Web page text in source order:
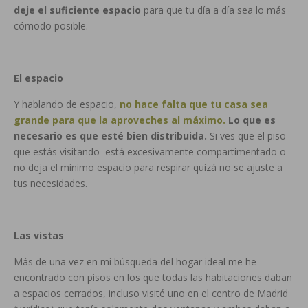
deje el suficiente espacio para que tu día a día sea lo más
cómodo posible.
El espacio
Y hablando de espacio, no hace falta que tu casa sea
grande para que la aproveches al máximo. Lo que es
necesario es que esté bien distribuida. Si ves que el piso
que estás visitando está excesivamente compartimentado o
no deja el mínimo espacio para respirar quizá no se ajuste a
tus necesidades.
Las vistas
Más de una vez en mi búsqueda del hogar ideal me he
encontrado con pisos en los que todas las habitaciones daban
a espacios cerrados, incluso visité uno en el centro de Madrid